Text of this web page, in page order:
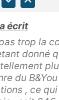
écrit
trop la
donné
du
, ce